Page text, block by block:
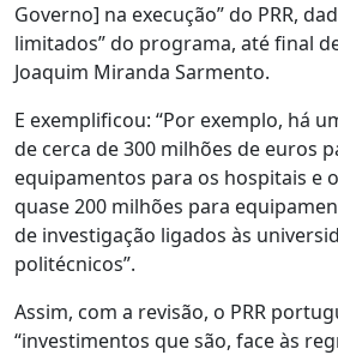
Governo] na execução” do PRR,
limitados” do programa, até final
Joaquim Miranda Sarmento.
E exemplificou: “Por exemplo, há
de cerca de 300 milhões de euros
equipamentos para os hospitais e
quase 200 milhões para
de investigação ligados às
politécnicos”.
Assim, com a revisão, o PRR
“investimentos que são, face às